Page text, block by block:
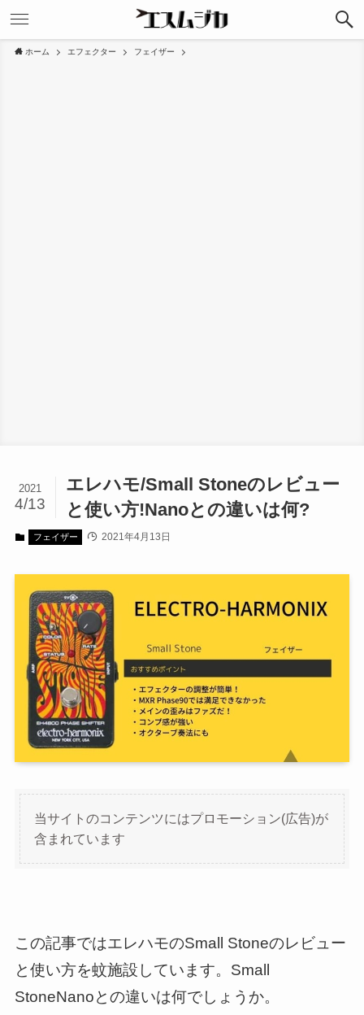
ホーム エフェクター フェイザー
エレハモ/Small Stoneのレビュー
と使い方!Nanoとの違いは何?
2021
4/13
フェイザー 2021年4月13日
当サイトのコンテンツにはプロモーション(広告)が
含まれています
この記事ではエレハモのSmall Stoneのレビュー
と使い方を蚊施設しています。Small
StoneNanoとの違いは何でしょうか。